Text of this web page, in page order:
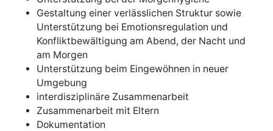
Gestaltung einer verlässlichen Struktur sowie
Unterstützung bei Emotionsregulation und
Konfliktbewältigung am Abend, der Nacht und
am Morgen
Unterstützung beim Eingewöhnen in neuer
Umgebung
interdisziplinäre Zusammenarbeit
Zusammenarbeit mit Eltern
Dokumentation